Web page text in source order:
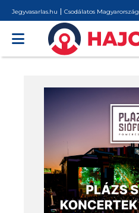
Jegyvasarlas.hu Csodálatos Magyarország